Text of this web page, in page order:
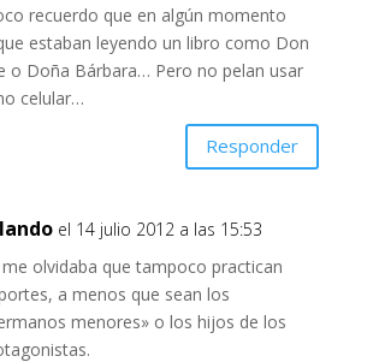
recuerdo que en algún momento
estaban leyendo un libro como Don
o Doña Bárbara… Pero no pelan usar
celular…
Responder
el 14 julio 2012 a las 15:53
me olvidaba que tampoco practican
a menos que sean los
menores» o los hijos de los